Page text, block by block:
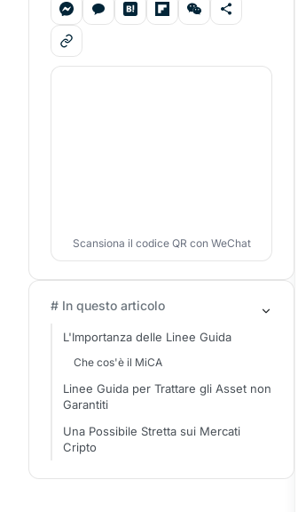
Scansiona il codice QR con WeChat
# In questo articolo
L'Importanza delle Linee Guida
Che cos'è il MiCA
Linee Guida per Trattare gli Asset non
Garantiti
Una Possibile Stretta sui Mercati
Cripto